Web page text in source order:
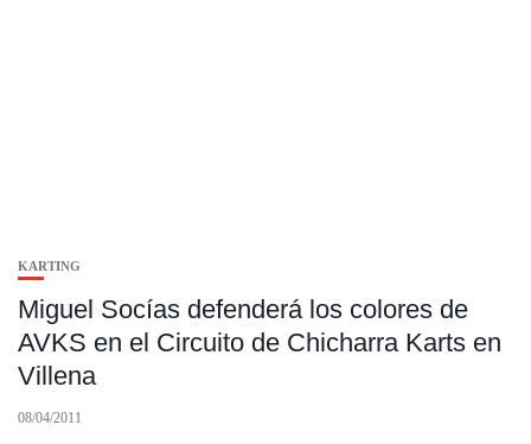
KARTING
Miguel Socías defenderá los colores de
AVKS en el Circuito de Chicharra Karts en
Villena
08/04/2011